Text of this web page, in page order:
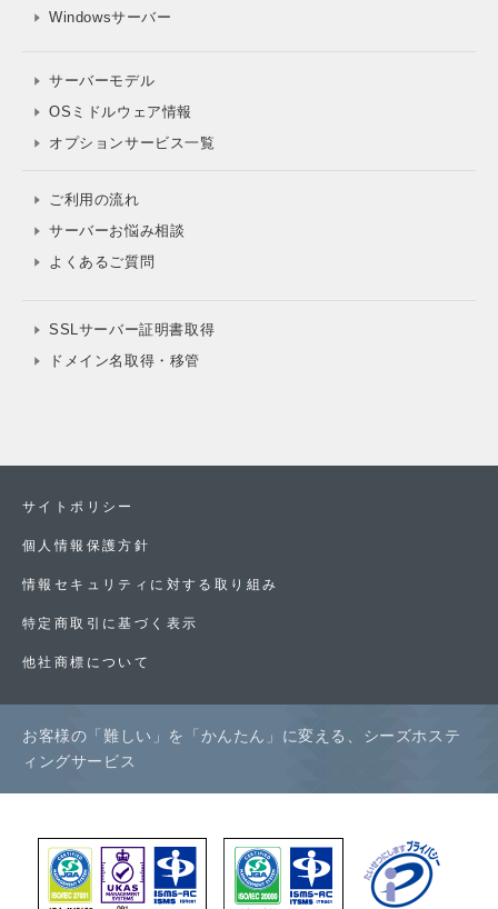
Windowsサーバー
サーバーモデル
OSミドルウェア情報
オプションサービス一覧
ご利用の流れ
サーバーお悩み相談
よくあるご質問
SSLサーバー証明書取得
ドメイン名取得・移管
サイトポリシー
個人情報保護方針
情報セキュリティに対する取り組み
特定商取引に基づく表示
他社商標について
お客様の「難しい」を「かんたん」に変える、シーズホステ
ィングサービス